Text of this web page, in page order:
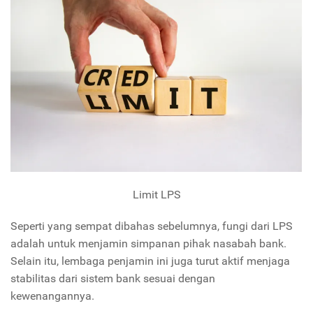
Limit LPS
Seperti yang sempat dibahas sebelumnya, fungi dari LPS
adalah untuk menjamin simpanan pihak nasabah bank.
Selain itu, lembaga penjamin ini juga turut aktif menjaga
stabilitas dari sistem bank sesuai dengan
kewenangannya.